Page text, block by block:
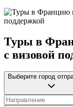
Туры в
с визовой
Выберите город